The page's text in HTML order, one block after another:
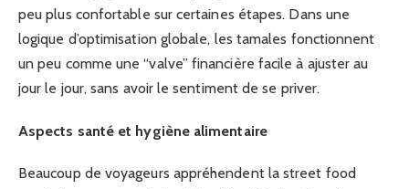
peu plus confortable sur certaines étapes. Dans une
logique d’optimisation globale, les tamales fonctionnent
un peu comme une “valve” financière facile à ajuster au
jour le jour, sans avoir le sentiment de se priver.
Aspects santé et hygiène alimentaire
Beaucoup de voyageurs appréhendent la street food